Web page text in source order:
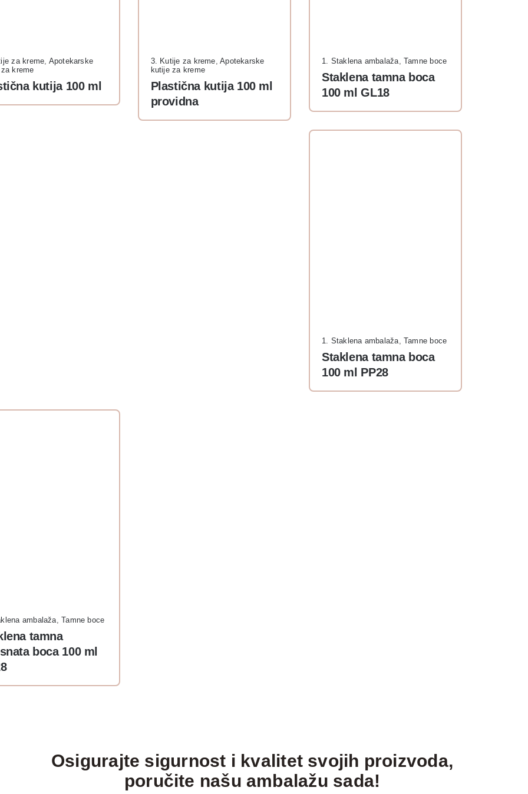
kutija 100 ml
za kreme, Apotekarske
kreme
Plastična kutija 100 ml
providna
3. Kutije za kreme,Apotekarske
kutije za kreme
Staklena tamna boca
100 ml GL18
1. Staklena ambalaža, Tamne boce
Staklena tamna boca
100 ml PP28
1. Staklena ambalaža Tamne boce
tamna
boca 100 ml
ambalaža,Tamne boce
Osigurajte sigurnost i kvalitet svojih proizvoda,
poručite našu ambalažu sada!